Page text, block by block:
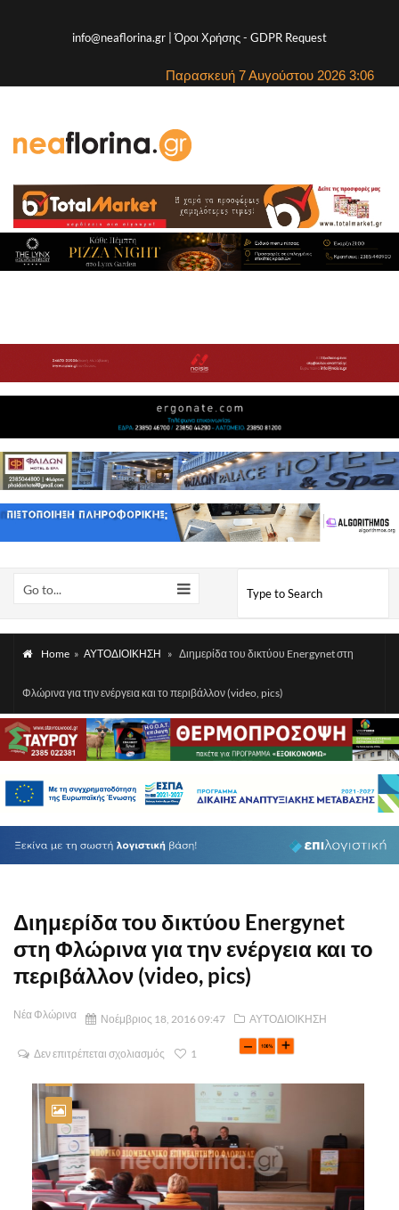
info@neaflorina.gr |Όροι Χρήσης- GDPR Request
Παρασκευή 7 Αυγούστου 2026 3:06
Go to...
Home » ΑΥΤΟΔΙΟΙΚΗΣΗ » Διημερίδα του δικτύου Energynet στη
Φλώρινα για την ενέργεια και το περιβάλλον (video, pics)
Διημερίδα του δικτύου Energynet
στη Φλώρινα για την ενέργεια και το
περιβάλλον (video, pics)
Νέα Φλώρινα Νοέμβριος 18, 2016 09:47 ΑΥΤΟΔΙΟΙΚΗΣΗ
Δεν επιτρέπεται σχολιασμός 1